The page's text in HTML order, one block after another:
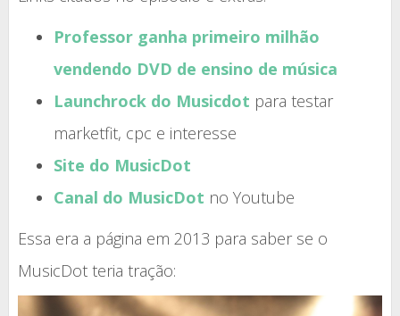
Professor ganha primeiro milhão
vendendo DVD de ensino de música
Launchrock do Musicdot para testar
marketfit, cpc e interesse
Site do MusicDot
Canal do MusicDot no Youtube
Essa era a página em 2013 para saber se o
MusicDot teria tração: